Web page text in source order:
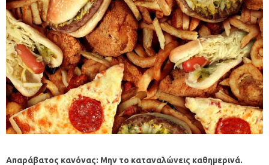
Απαράβατος κανόνας: Μην το καταναλώνεις καθημερινά.